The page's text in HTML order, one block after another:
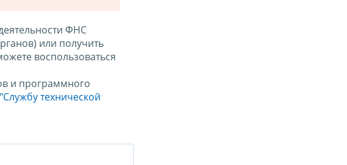
ФНС
или получить
воспользоваться
и программного
"Службу технической